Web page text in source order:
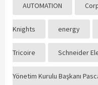
AUTOMATION
Knights energy
Tricoire Schneider
Yönetim Kurulu Başkanı